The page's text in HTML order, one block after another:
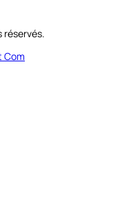
réservés.
Com